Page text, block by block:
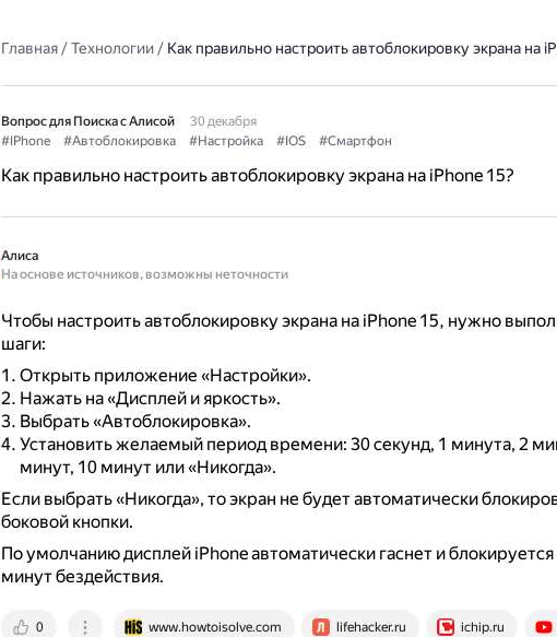
Главная/Технологии/ Как правильно настроить автоблокировку экрана на
Вопрос для Поиска с Алисой
30 декабря
#IPhone
#Автоблокировка #Настройка #IOS #Смартфон
Как правильно настроить автоблокировку экрана на iPhone 15?
Алиса
На основе источников, возможны неточности
Чтобы настроить автоблокировку экрана на iPhone 15, нужно
шаги:
Открыть приложение «Настройки».
Нажать на «Дисплей и яркость».
Выбрать «Автоблокировка».
Установить желаемый период времени: 30 секунд, 1 минута, 2
минут, 10 минут или «Никогда».
Если выбрать «Никогда», то экран не будет автоматически
боковой кнопки.
По умолчанию дисплей iPhone автоматически гаснет и
минут бездействия.
0 www.howtoisolve.com lifehacker.ru ichip.ru